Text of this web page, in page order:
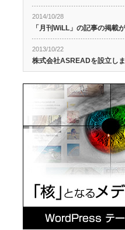
2014/10/28
「月刊WiLL」の記事の掲載
2013/10/22
株式会社ASREADを設立しま